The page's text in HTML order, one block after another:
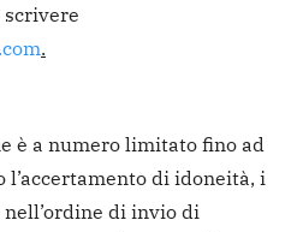
.
è a numero limitato fino ad
di idoneità, i
di invio di